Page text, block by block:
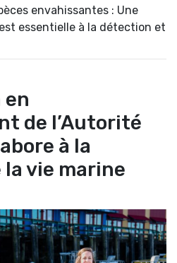
envahissantes : Une
essentielle à la détection et
de l’Autorité
à la
vie marine